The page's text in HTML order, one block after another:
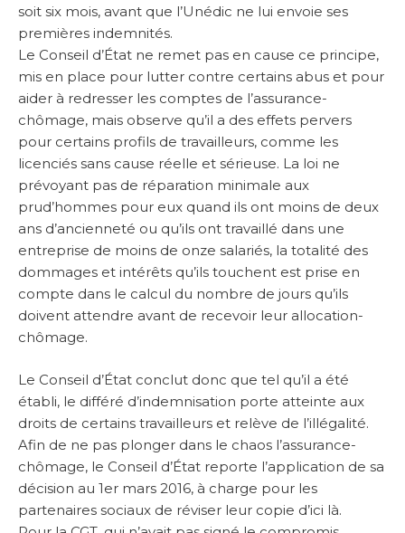
soit six mois, avant que l’Unédic ne lui envoie ses
premières indemnités.
Le Conseil d’État ne remet pas en cause ce principe,
mis en place pour lutter contre certains abus et pour
aider à redresser les comptes de l’assurance-
chômage, mais observe qu’il a des effets pervers
pour certains profils de travailleurs, comme les
licenciés sans cause réelle et sérieuse. La loi ne
prévoyant pas de réparation minimale aux
prud’hommes pour eux quand ils ont moins de deux
ans d’ancienneté ou qu’ils ont travaillé dans une
entreprise de moins de onze salariés, la totalité des
dommages et intérêts qu’ils touchent est prise en
compte dans le calcul du nombre de jours qu’ils
doivent attendre avant de recevoir leur allocation-
chômage.
Le Conseil d’État conclut donc que tel qu’il a été
établi, le différé d’indemnisation porte atteinte aux
droits de certains travailleurs et relève de l’illégalité.
Afin de ne pas plonger dans le chaos l’assurance-
chômage, le Conseil d’État reporte l’application de sa
décision au 1er mars 2016, à charge pour les
partenaires sociaux de réviser leur copie d’ici là.